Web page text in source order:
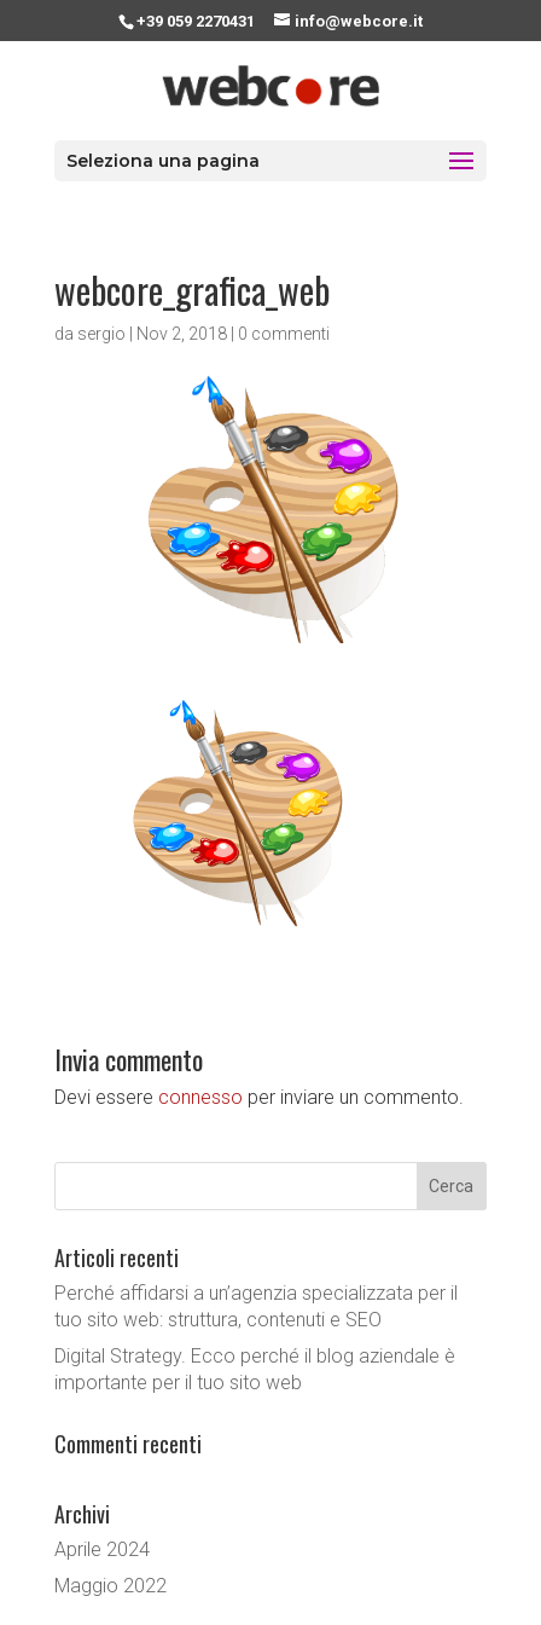
+39 059 2270431 info@webcore.it
Seleziona una pagina
webcore_grafica_web
da sergio Nov 2, 2018| 0 commenti
Invia commento
Devi essere connesso per inviare un commento.
Articoli recenti
Perché affidarsi a un’agenzia specializzata per il
tuo sito web: struttura, contenuti e SEO
Digital Strategy. Ecco perché il blog aziendale è
importante per il tuo sito web
Commenti recenti
Archivi
Aprile 2024
Maggio 2022